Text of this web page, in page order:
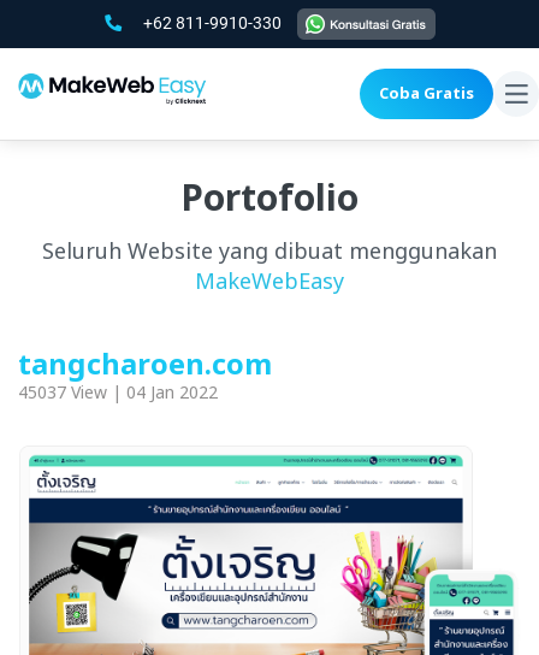
+62 811-9910-330
Coba Gratis
Portofolio
Seluruh Website yang dibuat menggunakan
MakeWebEasy
tangcharoen.com
45037 View | 04 Jan 2022